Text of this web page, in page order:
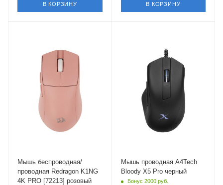
В КОРЗИНУ В КОРЗИНУ
Длина кабеля
Мышь беспроводная/
проводная Redragon K1NG
4K PRO [72213] розовый
Мышь проводная A4Tech
Bloody X5 Pro черный
Бонус 2000 руб.